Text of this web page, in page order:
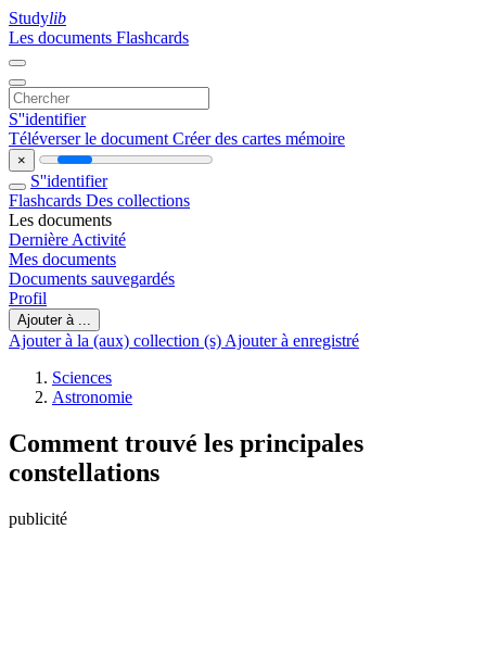
Studylib
Les documents Flashcards
S''identifier
Téléverser le document Créer des cartes mémoire
×
S''identifier
Flashcards Des collections
Les documents
Dernière Activité
Mes documents
Documents sauvegardés
Profil
Ajouter à ...
Ajouter à la (aux) collection (s) Ajouter à enregistré
Sciences
Astronomie
Comment trouvé les principales
constellations
publicité